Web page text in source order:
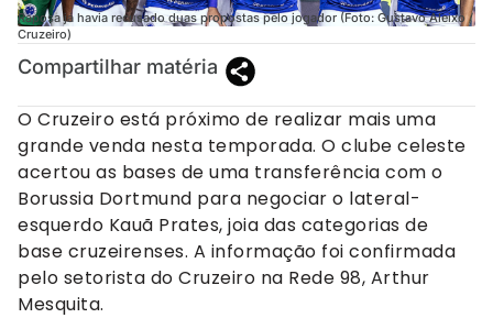
Raposa já havia recusado duas propostas pelo jogador (Foto: Gustavo Aleixo /
Cruzeiro)
Compartilhar matéria
O Cruzeiro está próximo de realizar mais uma
grande venda nesta temporada. O clube celeste
acertou as bases de uma transferência com o
Borussia Dortmund para negociar o lateral-
esquerdo Kauã Prates, joia das categorias de
base cruzeirenses. A informação foi confirmada
pelo setorista do Cruzeiro na Rede 98, Arthur
Mesquita.